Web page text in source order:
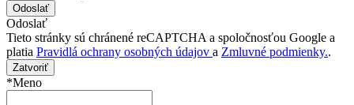
Odoslať
Tieto stránky sú chránené reCAPTCHA a spoločnosťou Google a
platia Pravidlá ochrany osobných údajov a Zmluvné podmienky..
Zatvoriť
*Meno